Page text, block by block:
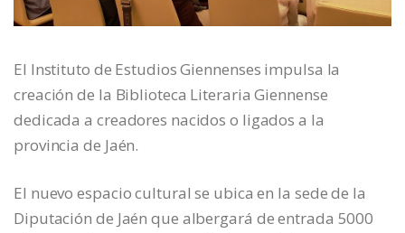
El Instituto de Estudios Giennenses impulsa la
creación de la Biblioteca Literaria Giennense
dedicada a creadores nacidos o ligados a la
provincia de Jaén.
El nuevo espacio cultural se ubica en la sede de la
Diputación de Jaén que albergará de entrada 5000